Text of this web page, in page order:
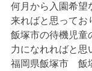
何月から入園希望
来ればと思ってお
飯塚市の待機児童
力になれればと思
福岡県飯塚市　飯